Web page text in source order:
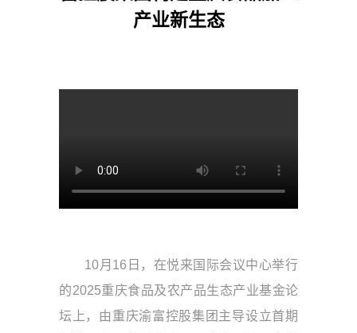
产业新生态
10月16日，在悦来国际会议中心举行
的2025重庆食品及农产品生态产业基金论
坛上，由重庆渝富控股集团主导设立首期